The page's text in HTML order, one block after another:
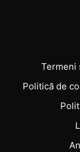
Termeni
Politică de